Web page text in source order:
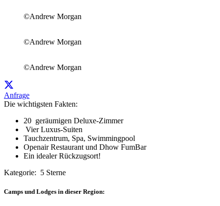
©Andrew Morgan
©Andrew Morgan
©Andrew Morgan
Anfrage
Die wichtigsten Fakten:
20 geräumigen Deluxe-Zimmer
Vier Luxus-Suiten
Tauchzentrum, Spa, Swimmingpool
Openair Restaurant und Dhow FumBar
Ein idealer Rückzugsort!
Kategorie: 5 Sterne
Camps und Lodges in dieser Region: